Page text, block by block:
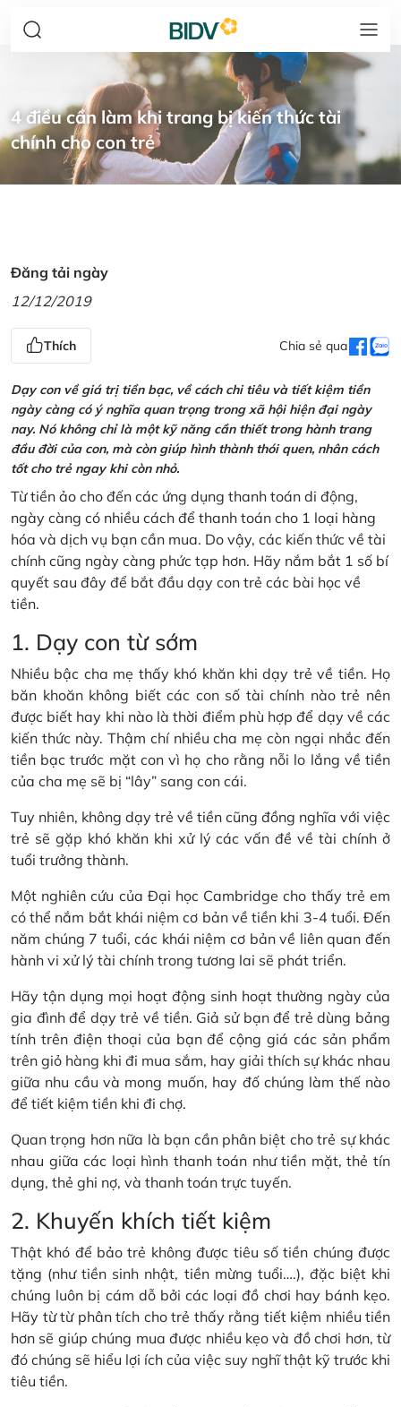
4 điều cần làm khi trang bị kiến thức tài
chính cho con trẻ
Đăng tải ngày
12/12/2019
Thích Chia sẻ qua
Dạy con về giá trị tiền bạc, về cách chi tiêu và tiết kiệm tiền
ngày càng có ý nghĩa quan trọng trong xã hội hiện đại ngày
nay. Nó không chỉ là một kỹ năng cần thiết trong hành trang
đầu đời của con, mà còn giúp hình thành thói quen, nhân cách
tốt cho trẻ ngay khi còn nhỏ.
Từ tiền ảo cho đến các ứng dụng thanh toán di động,
ngày càng có nhiều cách để thanh toán cho 1 loại hàng
hóa và dịch vụ bạn cần mua. Do vậy, các kiến thức về tài
chính cũng ngày càng phức tạp hơn. Hãy nắm bắt 1 số bí
quyết sau đây để bắt đầu dạy con trẻ các bài học về
tiền.
1. Dạy con từ sớm
Nhiều bậc cha mẹ thấy khó khăn khi dạy trẻ về tiền. Họ
băn khoăn không biết các con số tài chính nào trẻ nên
được biết hay khi nào là thời điểm phù hợp để dạy về các
kiến thức này. Thậm chí nhiều cha mẹ còn ngại nhắc đến
tiền bạc trước mặt con vì họ cho rằng nỗi lo lắng về tiền
của cha mẹ sẽ bị “lây” sang con cái.
Tuy nhiên, không dạy trẻ về tiền cũng đồng nghĩa với việc
trẻ sẽ gặp khó khăn khi xử lý các vấn đề về tài chính ở
tuổi trưởng thành.
Một nghiên cứu của Đại học Cambridge cho thấy trẻ em
có thể nắm bắt khái niệm cơ bản về tiền khi 3-4 tuổi. Đến
năm chúng 7 tuổi, các khái niệm cơ bản về liên quan đến
hành vi xử lý tài chính trong tương lai sẽ phát triển.
Hãy tận dụng mọi hoạt động sinh hoạt thường ngày của
gia đình để dạy trẻ về tiền. Giả sử bạn để trẻ dùng bảng
tính trên điện thoại của bạn để cộng giá các sản phẩm
trên giỏ hàng khi đi mua sắm, hay giải thích sự khác nhau
giữa nhu cầu và mong muốn, hay đố chúng làm thế nào
để tiết kiệm tiền khi đi chợ.
Quan trọng hơn nữa là bạn cần phân biệt cho trẻ sự khác
nhau giữa các loại hình thanh toán như tiền mặt, thẻ tín
dụng, thẻ ghi nợ, và thanh toán trực tuyến.
2. Khuyến khích tiết kiệm
Thật khó để bảo trẻ không được tiêu số tiền chúng được
tặng (như tiền sinh nhật, tiền mừng tuổi….), đặc biệt khi
chúng luôn bị cám dỗ bởi các loại đồ chơi hay bánh kẹo.
Hãy từ từ phân tích cho trẻ thấy rằng tiết kiệm nhiều tiền
hơn sẽ giúp chúng mua được nhiều kẹo và đồ chơi hơn, từ
đó chúng sẽ hiểu lợi ích của việc suy nghĩ thật kỹ trước khi
tiêu tiền.